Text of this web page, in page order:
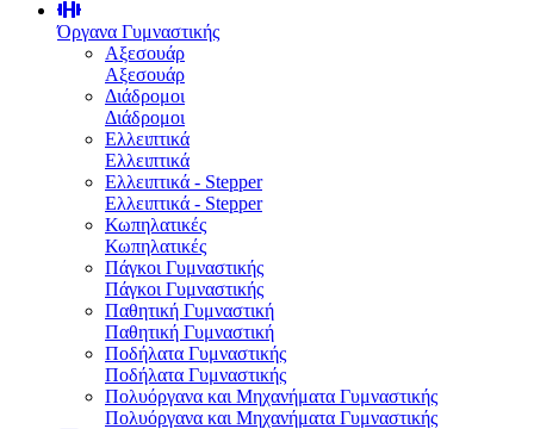
Όργανα Γυμναστικής
Αξεσουάρ
Αξεσουάρ
Διάδρομοι
Διάδρομοι
Ελλειπτικά
Ελλειπτικά
Ελλειπτικά - Stepper
Ελλειπτικά - Stepper
Κωπηλατικές
Κωπηλατικές
Πάγκοι Γυμναστικής
Πάγκοι Γυμναστικής
Παθητική Γυμναστική
Παθητική Γυμναστική
Ποδήλατα Γυμναστικής
Ποδήλατα Γυμναστικής
Πολυόργανα και Μηχανήματα Γυμναστικής
Πολυόργανα και Μηχανήματα Γυμναστικής